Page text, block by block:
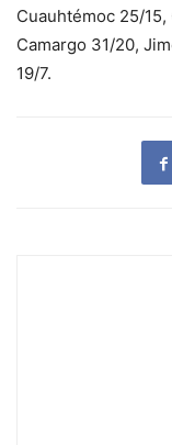
Cuauhtémoc 25/
Camargo 31/20,
19/7.